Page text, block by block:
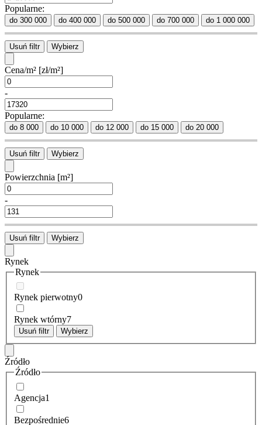
Popularne:
do 300 000 do 400 000 do 500 000 do 700 000 do 1 000 000
Usuń filtr Wybierz
Cena/m² [zł/m²]
-
Popularne:
do 8 000 do 10 000 do 12 000 do 15 000 do 20 000
Usuń filtr Wybierz
Powierzchnia [m²]
-
Usuń filtr Wybierz
Rynek
Rynek
Rynek pierwotny0
Rynek wtórny7
Usuń filtr Wybierz
Źródło
Źródło
Agencja1
Bezpośrednie6